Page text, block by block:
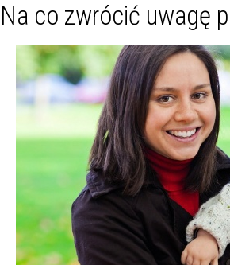
Na co zwrócić uwagę